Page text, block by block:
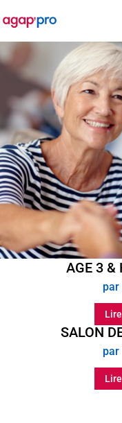
AGE 3 &
par
SALON
par